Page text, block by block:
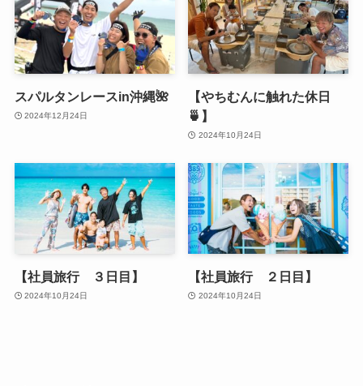
スパルタンレースin沖縄🌺
2024年12月24日
【やちむんに触れた休日
🍵】
2024年10月24日
【社員旅行 ３日目】
2024年10月24日
【社員旅行 ２日目】
2024年10月24日